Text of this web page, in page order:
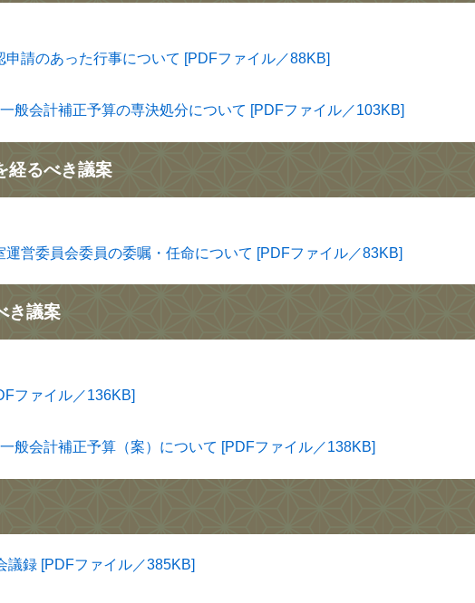
請のあった行事について [PDFファイル／88KB]
般会計補正予算の専決処分について [PDFファイル／103KB]
経るべき議案
営委員会委員の委嘱・任命について [PDFファイル／83KB]
き議案
ファイル／136KB]
般会計補正予算（案）について [PDFファイル／138KB]
録 [PDFファイル／385KB]